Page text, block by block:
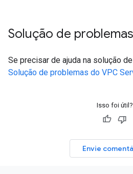
Solução de problemas
Se precisar de ajuda na solução
Solução de problemas do VPC
Isso foi útil?
Envie